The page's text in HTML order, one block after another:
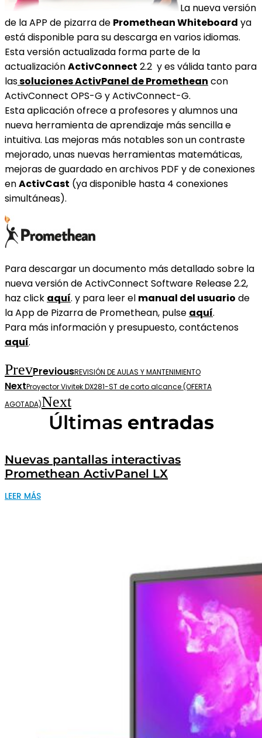
La nueva versión
de la APP de pizarra de Promethean Whiteboard ya
está disponible para su descarga en varios idiomas.
Esta versión actualizada forma parte de la
actualizaciónActivConnect 2.2 y es válida tanto para
lassoluciones ActivPanel de Promethean con
ActivConnect OPS-G y ActivConnect-G.
Esta aplicación ofrece a profesores y alumnos una
nueva herramienta de aprendizaje más sencilla e
intuitiva. Las mejoras más notables son un contraste
mejorado, unas nuevas herramientas matemáticas,
mejoras de guardado en archivos PDF y de conexiones
enActivCast (ya disponible hasta 4 conexiones
simultáneas).
Para descargar un documento más detallado sobre la
nueva versión de ActivConnect Software Release 2.2,
haz click aquí. y para leer el manual del usuario de
la App de Pizarra de Promethean, pulse aquí.
Para más información y presupuesto, contáctenos
aquí.
PrevPreviousREVISIÓN DE AULAS Y MANTENIMIENTO
NextProyector Vivitek DX281-ST de corto alcance (OFERTA
AGOTADA)Next
Últimas entradas
Nuevas pantallas interactivas
Promethean ActivPanel LX
LEER MÁS